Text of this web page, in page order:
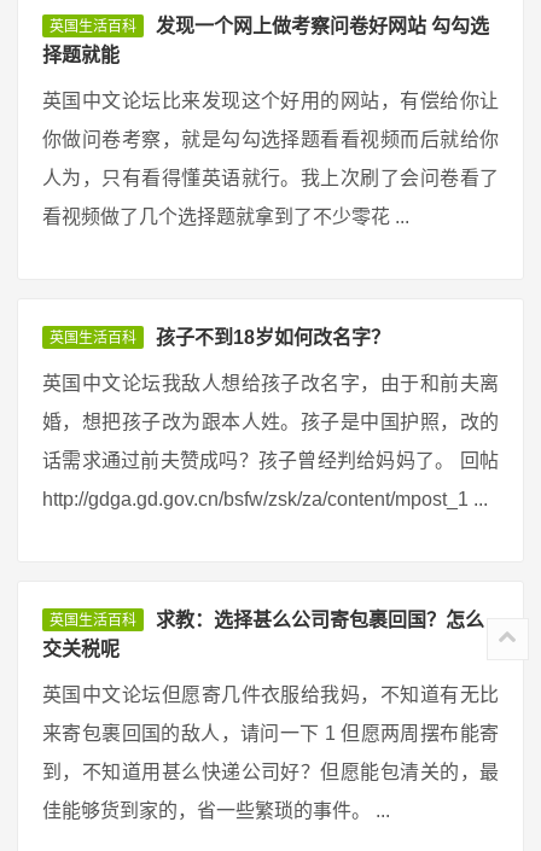
英国生活百科
发现一个网上做考察问卷好网站 勾勾选
择题就能
英国中文论坛比来发现这个好用的网站，有偿给你让
你做问卷考察，就是勾勾选择题看看视频而后就给你
人为，只有看得懂英语就行。我上次刷了会问卷看了
看视频做了几个选择题就拿到了不少零花 ...
英国生活百科 孩子不到18岁如何改名字？
英国中文论坛我敌人想给孩子改名字，由于和前夫离
婚，想把孩子改为跟本人姓。孩子是中国护照，改的
话需求通过前夫赞成吗？孩子曾经判给妈妈了。 回帖
http://gdga.gd.gov.cn/bsfw/zsk/za/content/mpost_1 ...
英国生活百科
求教：选择甚么公司寄包裹回国？怎么
交关税呢
英国中文论坛但愿寄几件衣服给我妈，不知道有无比
来寄包裹回国的敌人，请问一下 1 但愿两周摆布能寄
到，不知道用甚么快递公司好？但愿能包清关的，最
佳能够货到家的，省一些繁琐的事件。 ...